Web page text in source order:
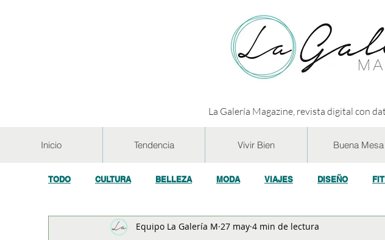
La Galería Magazine, revista digital con
Inicio Tendencia Vivir Bien Buena Mesa
TODO CULTURA BELLEZA MODA VIAJES DISEÑO
GASTRONOMÍA Y VINOS SALUD TECNOLOGÍA ECO y RSE
Equipo La Galería M 27 may 4 min de lectura